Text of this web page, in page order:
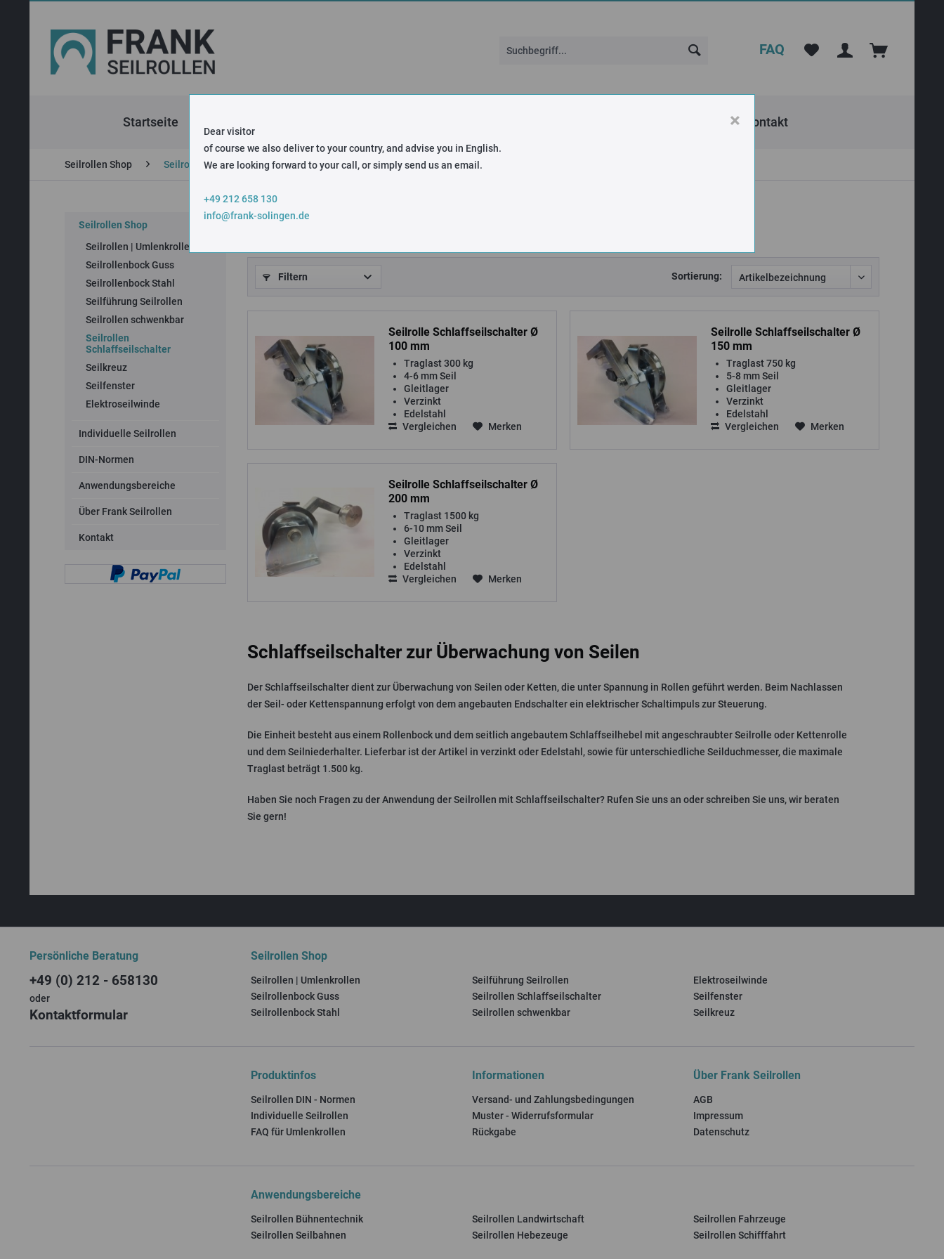
FAQ
Startseite Kontakt
Seilrollen Shop Seilrollen Schlaffseilschalter
Seilrollen Shop
Seilrollen | Umlenkrollen
Seilrollenbock Guss
Seilrollenbock Stahl
Seilführung Seilrollen
Seilrollen schwenkbar
Seilrollen
Schlaffseilschalter
Seilkreuz
Seilfenster
Elektroseilwinde
Individuelle Seilrollen
DIN-Normen
Anwendungsbereiche
Über Frank Seilrollen
Kontakt
Seilrollen Schlaffseilschalter
Filtern Sortierung:
Seilrolle Schlaffseilschalter Ø
100 mm
Traglast 300 kg
4-6 mm Seil
Gleitlager
Verzinkt
Edelstahl
Vergleichen
Merken
Seilrolle Schlaffseilschalter Ø
150 mm
Traglast 750 kg
5-8 mm Seil
Gleitlager
Verzinkt
Edelstahl
Vergleichen
Merken
Seilrolle Schlaffseilschalter Ø
200 mm
Traglast 1500 kg
6-10 mm Seil
Gleitlager
Verzinkt
Edelstahl
Vergleichen
Merken
Schlaffseilschalter zur Überwachung von Seilen
Der Schlaffseilschalter dient zur Überwachung von Seilen oder Ketten, die unter Spannung in Rollen geführt werden. Beim Nachlassen
der Seil- oder Kettenspannung erfolgt von dem angebauten Endschalter ein elektrischer Schaltimpuls zur Steuerung.
Die Einheit besteht aus einem Rollenbock und dem seitlich angebautem Schlaffseilhebel mit angeschraubter Seilrolle oder Kettenrolle
und dem Seilniederhalter. Lieferbar ist der Artikel in verzinkt oder Edelstahl, sowie für unterschiedliche Seilduchmesser, die maximale
Traglast beträgt 1.500 kg.
Haben Sie noch Fragen zu der Anwendung der Seilrollen mit Schlaffseilschalter? Rufen Sie uns an oder schreiben Sie uns, wir beraten
Sie gern!
×
Dear visitor
of course we also deliver to your country, and advise you in English.
We are looking forward to your call, or simply send us an email.
+49 212 658 130
info@frank-solingen.de
Persönliche Beratung
+49 (0) 212 - 658130
oder
Kontaktformular
Seilrollen Shop
Seilrollen | Umlenkrollen
Seilrollenbock Guss
Seilrollenbock Stahl
Seilführung Seilrollen
Seilrollen Schlaffseilschalter
Seilrollen schwenkbar
Elektroseilwinde
Seilfenster
Seilkreuz
Produktinfos
Seilrollen DIN - Normen
Individuelle Seilrollen
FAQ für Umlenkrollen
Informationen
Versand- und Zahlungsbedingungen
Muster - Widerrufsformular
Rückgabe
Über Frank Seilrollen
AGB
Impressum
Datenschutz
Anwendungsbereiche
Seilrollen Bühnentechnik
Seilrollen Seilbahnen
Seilrollen Landwirtschaft
Seilrollen Hebezeuge
Seilrollen Fahrzeuge
Seilrollen Schifffahrt